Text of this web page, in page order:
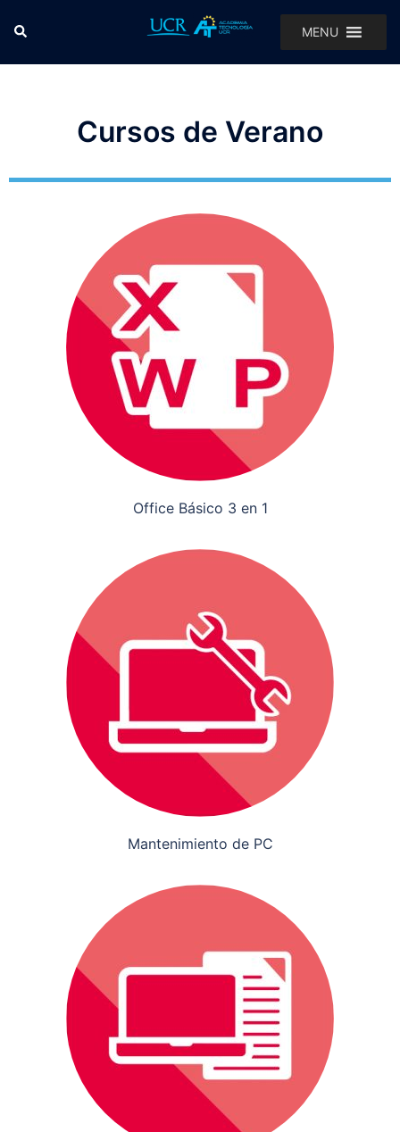
MENU
Cursos de Verano
Office Básico 3 en 1
Mantenimiento de PC